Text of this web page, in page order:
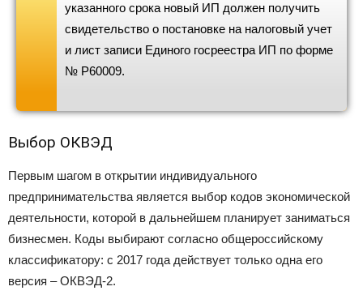
указанного срока новый ИП должен получить
свидетельство о постановке на налоговый учет
и лист записи Единого госреестра ИП по форме
№ Р60009.
Выбор ОКВЭД
Первым шагом в открытии индивидуального
предпринимательства является выбор кодов экономической
деятельности, которой в дальнейшем планирует заниматься
бизнесмен. Коды выбирают согласно общероссийскому
классификатору: с 2017 года действует только одна его
версия – ОКВЭД-2.